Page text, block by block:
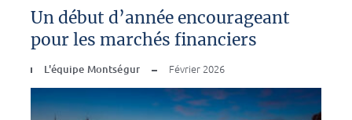
Un début d’année encourageant
pour les marchés financiers
L'équipe Montségur Février 2026